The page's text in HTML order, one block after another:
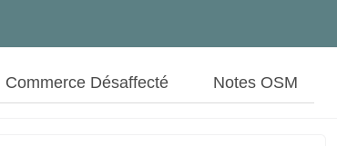
Commerce Désaffecté Notes OSM